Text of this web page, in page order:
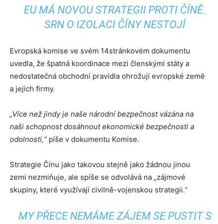
EU MÁ NOVOU STRATEGII PROTI ČÍNĚ.
SRN O IZOLACI ČÍNY NESTOJÍ
Evropská komise ve svém 14stránkovém dokumentu
uvedla, že špatná koordinace mezi členskými státy a
nedostatečná obchodní pravidla ohrožují evropské země
a jejich firmy.
„Více než jindy je naše národní bezpečnost vázána na
naši schopnost dosáhnout ekonomické bezpečnosti a
odolnosti,“píše v dokumentu Komise.
Strategie Čínu jako takovou stejně jako žádnou jinou
zemi nezmiňuje, ale spíše se odvolává na „zájmové
skupiny, které využívají civilně-vojenskou strategii.“
MY PŘECE NEMÁME ZÁJEM SE PUSTIT S